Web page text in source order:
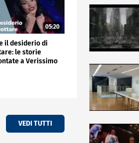
05:20
il desiderio di
le storie
a Verissimo
VEDI TUTTI